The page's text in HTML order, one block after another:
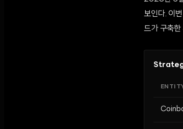
보인다. 이
드가 구축한